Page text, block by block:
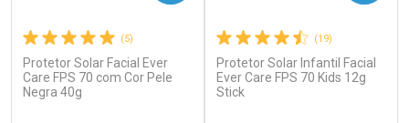
(5)
Protetor Solar Facial Ever
Care FPS 70 com Cor Pele
Negra 40g
(19)
Protetor Solar Infantil Facial
Ever Care FPS 70 Kids 12g
Stick